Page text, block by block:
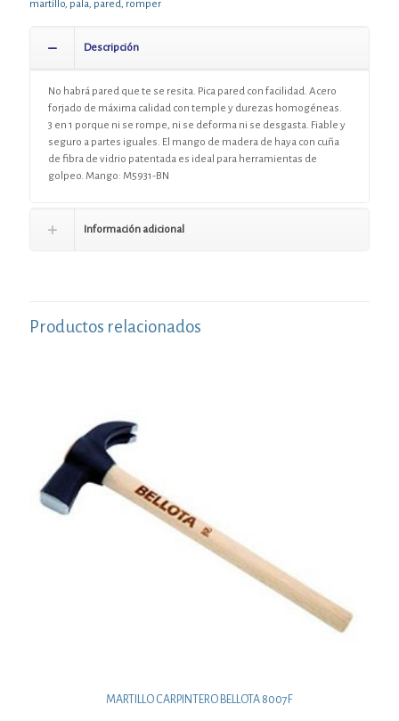
martillo, pala, pared, romper
Descripción
No habrá pared que te se resita. Pica pared con facilidad. Acero
forjado de máxima calidad con temple y durezas homogéneas.
3 en 1 porque ni se rompe, ni se deforma ni se desgasta. Fiable y
seguro a partes iguales. El mango de madera de haya con cuña
de fibra de vidrio patentada es ideal para herramientas de
golpeo. Mango: M5931-BN
Información adicional
Productos relacionados
MARTILLO CARPINTERO BELLOTA 8007F